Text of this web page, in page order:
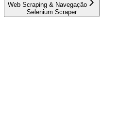
Web Scraping & Navegação
Selenium Scraper